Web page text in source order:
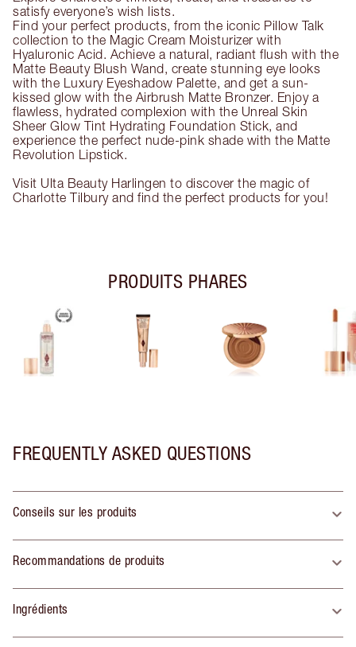
satisfy everyone’s wish lists.
Find your perfect products, from the iconic Pillow Talk
collection to the Magic Cream Moisturizer with
Hyaluronic Acid. Achieve a natural, radiant flush with the
Matte Beauty Blush Wand, create stunning eye looks
with the Luxury Eyeshadow Palette, and get a sun-
kissed glow with the Airbrush Matte Bronzer. Enjoy a
flawless, hydrated complexion with the Unreal Skin
Sheer Glow Tint Hydrating Foundation Stick, and
experience the perfect nude-pink shade with the Matte
Revolution Lipstick.
Visit Ulta Beauty Harlingen to discover the magic of
Charlotte Tilbury and find the perfect products for you!
PRODUITS PHARES
FREQUENTLY ASKED QUESTIONS
Conseils sur les produits
Recommandations de produits
Ingrédients